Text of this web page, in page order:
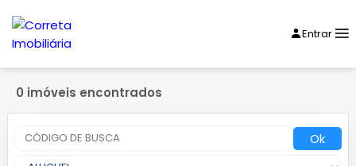
Entrar
0 imóveis encontrados
Ok